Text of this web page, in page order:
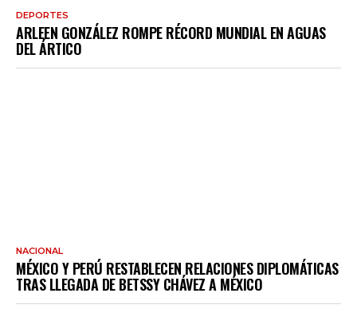
DEPORTES
ARLEEN GONZÁLEZ ROMPE RÉCORD MUNDIAL EN AGUAS
DEL ÁRTICO
NACIONAL
MÉXICO Y PERÚ RESTABLECEN RELACIONES DIPLOMÁTICAS
TRAS LLEGADA DE BETSSY CHÁVEZ A MÉXICO